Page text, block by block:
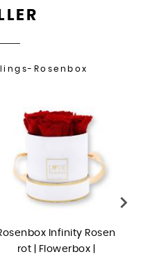
Rosenbox
Infinity Rosen
rot | Flowerbox |